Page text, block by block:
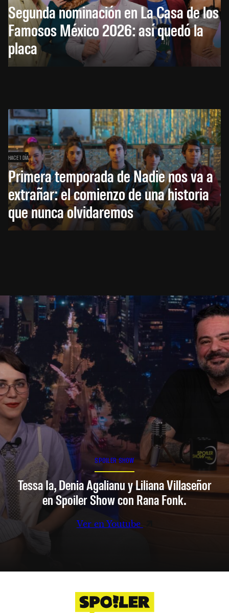
Segunda nominación en La Casa de los
Famosos México 2026: así quedó la
placa
HACE 1 DÍA
Primera temporada de Nadie nos va a
extrañar: el comienzo de una historia
que nunca olvidaremos
SPOILER SHOW
Tessa Ia, Denia Agalianu y Liliana Villaseñor
en Spoiler Show con Rana Fonk.
Ver en Youtube